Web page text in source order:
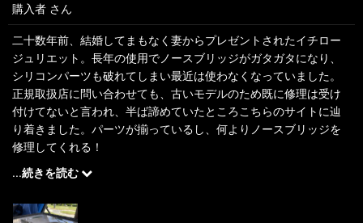
購入者 さん
二十数年前、結婚してまもなく妻からプレゼントされたイチロー
ジュリエット。長年の使用でノースブリッジがガタガタになり、
シリコンパーツも破れてしまい最近は使わなくなっていました。
正規取扱店に問い合わせても、古いモデルのため既に修理は受け
付けてないと言われ、半ば諦めていたところこちらのサイトに辿
り着きました。パーツが揃っているし、何よりノースブリッジを
修理してくれる！
すぐさま修理依頼をして、戻ってきたイチロージュリエットを見
て本当に感動しました。全く新品同様の仕上がりで、20年間の思
修理中はノースブリッジ以外の問題点も指摘して頂いて、劣化し
...続きを読む